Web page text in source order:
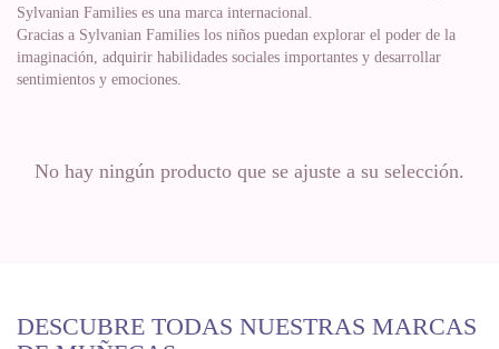
Sylvanian Families es una marca internacional.
Gracias a Sylvanian Families los niños puedan explorar el poder de la
imaginación, adquirir habilidades sociales importantes y desarrollar
sentimientos y emociones.
No hay ningún producto que se ajuste a su selección.
DESCUBRE TODAS NUESTRAS MARCAS